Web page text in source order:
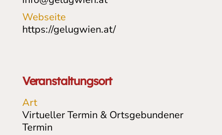
Webseite
https://gelugwien.at/
Veranstaltungsort
Art
Virtueller Termin & Ortsgebundener
Termin